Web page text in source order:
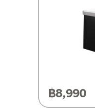
฿8,990